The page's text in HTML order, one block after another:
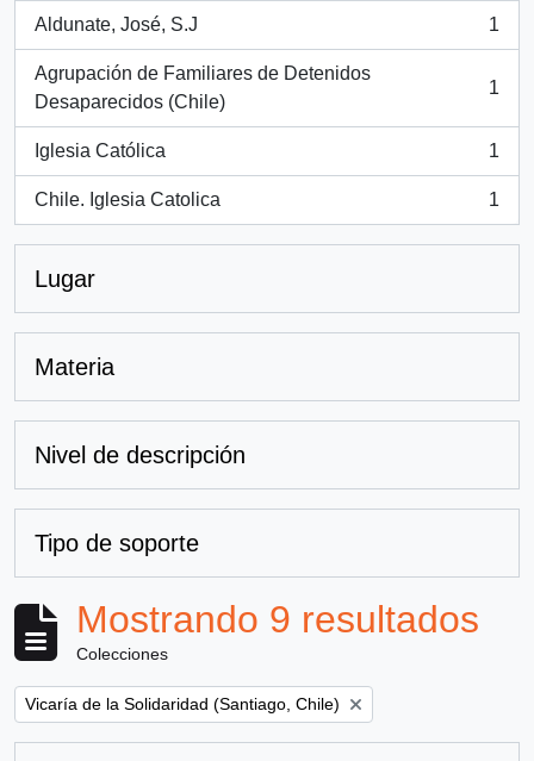
Aldunate, José, S.J
, 1 resultados
1
Agrupación de Familiares de Detenidos
Desaparecidos (Chile)
, 1 resultados
1
Iglesia Católica
, 1 resultados
1
Chile. Iglesia Catolica
, 1 resultados
1
Lugar
Materia
Nivel de descripción
Tipo de soporte
Mostrando 9 resultados
Colecciones
Remove filter:
Vicaría de la Solidaridad (Santiago, Chile)